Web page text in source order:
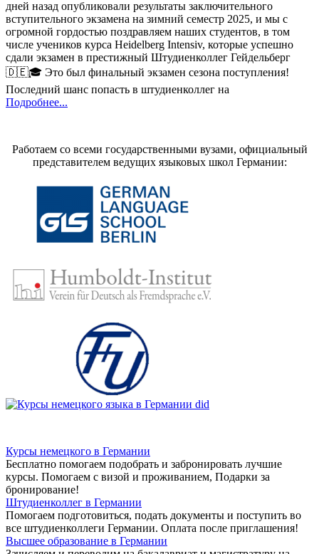
дней назад опубликовали результаты заключительного
вступительного экзамена на зимний семестр 2025, и мы с
огромной гордостью поздравляем наших студентов, в том
числе учеников курса Heidelberg Intensiv, которые успешно
сдали экзамен в престижный Штудиенколлег Гейдельберг
🇩🇪🎓 Это был финальный экзамен сезона поступления!
Последний шанс попасть в штудиенколлег на
Подробнее...
Работаем со всеми государственными вузами, официальный
представителем ведущих языковых школ Германии:
Курсы немецкого в Германии
Бесплатно помогаем подобрать и забронировать лучшие
курсы. Помогаем с визой и проживанием, Подарки за
бронирование!
Штудиенколлег в Германии
Помогаем подготовиться, подать документы и поступить во
все штудиенколлеги Германии. Оплата после приглашения!
Высшее образование в Германии